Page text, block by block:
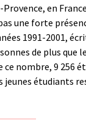
en
une forte
1991-2001,
de plus que
nombre, 9 256
jeunes étudiants